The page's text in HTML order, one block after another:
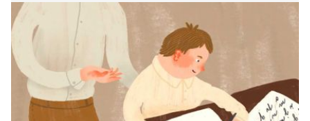
překážek, které prověří nejen vaši obratnost, ale
i fyzickou zdatnost.